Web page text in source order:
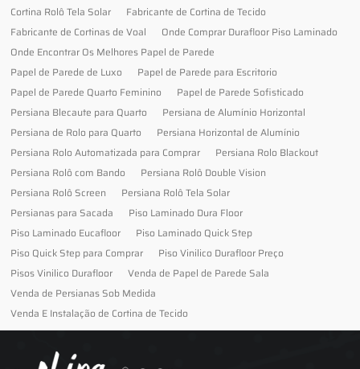
Cortina Rolô Tela Solar
Fabricante de Cortina de Tecido
Fabricante de Cortinas de Voal
Onde Comprar Durafloor Piso Laminado
Onde Encontrar Os Melhores Papel de Parede
Papel de Parede de Luxo
Papel de Parede para Escritorio
Papel de Parede Quarto Feminino
Papel de Parede Sofisticado
Persiana Blecaute para Quarto
Persiana de Alumínio Horizontal
Persiana de Rolo para Quarto
Persiana Horizontal de Alumínio
Persiana Rolo Automatizada para Comprar
Persiana Rolo Blackout
Persiana Rolô com Bando
Persiana Rolô Double Vision
Persiana Rolô Screen
Persiana Rolô Tela Solar
Persianas para Sacada
Piso Laminado Dura Floor
Piso Laminado Eucafloor
Piso Laminado Quick Step
Piso Quick Step para Comprar
Piso Vinilico Durafloor Preço
Pisos Vinilico Durafloor
Venda de Papel de Parede Sala
Venda de Persianas Sob Medida
Venda E Instalação de Cortina de Tecido